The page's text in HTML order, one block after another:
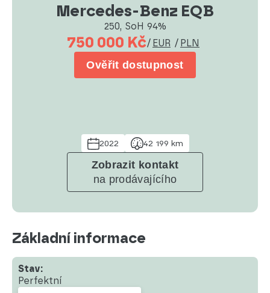
Mercedes-Benz EQB
250, SoH 94%
750 000 Kč/ EUR / PLN
Ověřit dostupnost
2022 42 199 km
Zobrazit kontakt
na prodávajícího
Základní informace
Stav:
Perfektní